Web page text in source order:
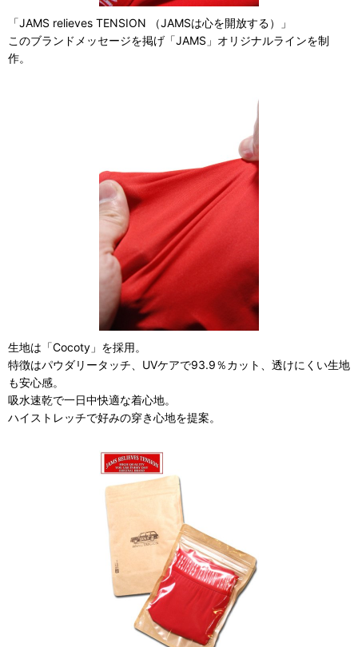
「JAMS relieves TENSION （JAMSは心を開放する）」
このブランドメッセージを掲げ「JAMS」オリジナルラインを制
作。
生地は「Cocoty」を採用。
特徴はパウダリータッチ、UVケアで93.9％カット、透けにくい生地
も安心感。
吸水速乾で一日中快適な着心地。
ハイストレッチで好みの穿き心地を提案。